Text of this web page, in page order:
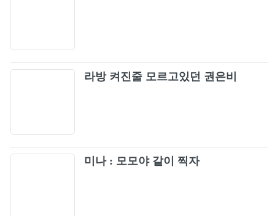
라방 켜진줄 모르고있던 권은비
미나 : 모모야 같이 찍자